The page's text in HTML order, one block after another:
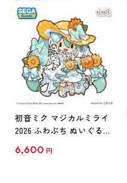
初音ミク マジカルミライ
2026 ふわぷち ぬいぐるみ
6,600 円